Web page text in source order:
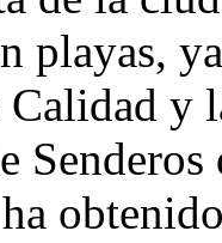
playas,
Calidad y